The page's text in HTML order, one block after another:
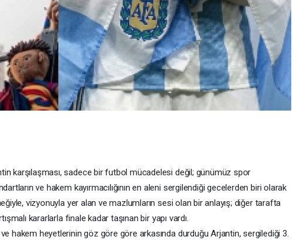
karşılaşması, sadece bir futbol mücadelesi değil; günümüz spor
ve hakem kayırmacılığının en aleni sergilendiği gecelerden biri olarak
vizyonuyla yer alan ve mazlumların sesi olan bir anlayış; diğer tarafta
kararlarla finale kadar taşınan bir yapı vardı.
ve hakem heyetlerinin göz göre göre arkasında durduğu Arjantin, sergilediği 3.